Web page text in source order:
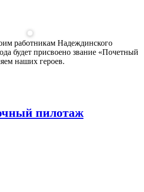
работникам Надеждинского
будет присвоено звание «Почетный
наших героев.
пилотаж